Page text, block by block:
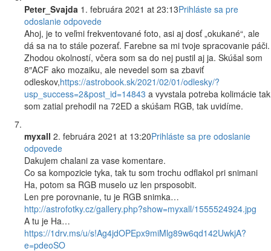
Peter_Svajda 1. februára 2021 at 23:13Prihláste sa pre
odoslanie odpovede
Ahoj, je to veľmi frekventované foto, asi aj dosť „okukané“, ale
dá sa na to stále pozerať. Farebne sa mi tvoje spracovanie páči.
Zhodou okolností, včera som sa do nej pustil aj ja. Skúšal som
8″ACF ako mozaiku, ale nevedel som sa zbaviť
odleskov,https://astrobook.sk/2021/02/01/odlesky/?
usp_success=2&post_id=14843 a vyvstala potreba kolimácie tak
som zatial prehodil na 72ED a skúšam RGB, tak uvidíme.
myxall 2. februára 2021 at 13:20Prihláste sa pre odoslanie
odpovede
Dakujem chalani za vase komentare.
Co sa kompozicie tyka, tak tu som trochu odflakol pri snimani
Ha, potom sa RGB muselo uz len prsposobit.
Len pre porovnanie, tu je RGB snimka…
http://astrofotky.cz/gallery.php?show=myxall/1555524924.jpg
A tu je Ha…
https://1drv.ms/u/s!Ag4jdOPEpx9miMlg89w6qd142UwkjA?
e=pdeoSO